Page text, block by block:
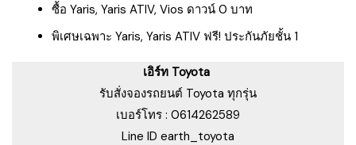
ซื้อ Yaris, Yaris ATIV, Vios ดาวน์ 0 บาท
พิเศษเฉพาะ Yaris, Yaris ATIV ฟรี! ประกันภัยชั้น 1
เอิร์ท Toyota
รับสั่งจองรถยนต์ Toyota ทุกรุ่น
เบอร์โทร : 0614262589
Line ID earth_toyota